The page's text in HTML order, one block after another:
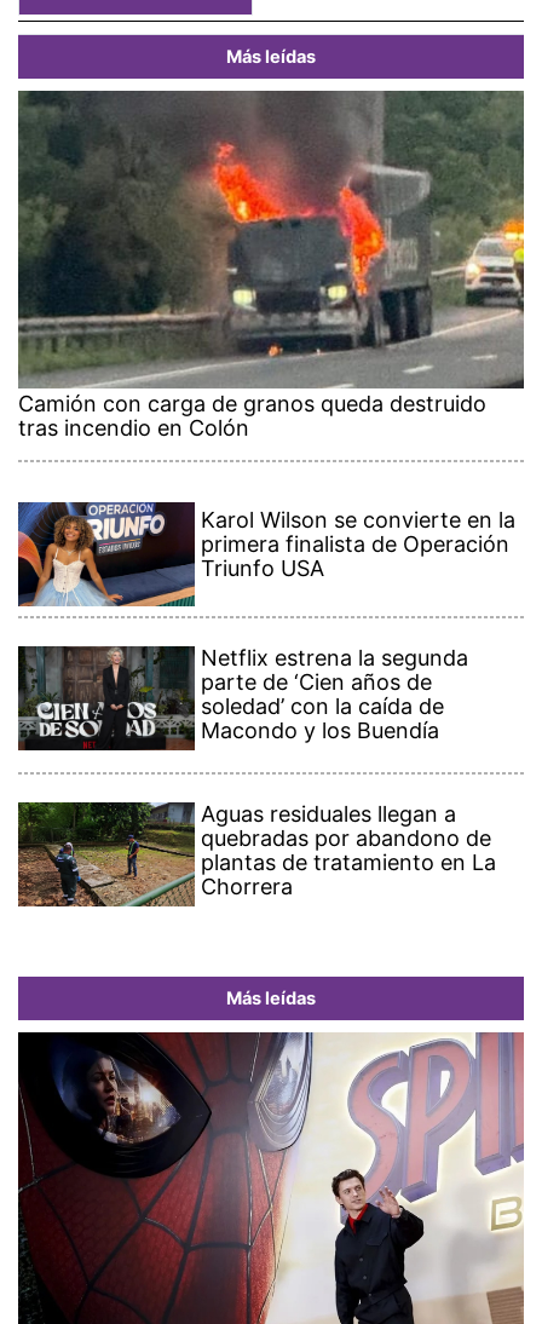
Más leídas
Camión con carga de granos queda destruido
tras incendio en Colón
Karol Wilson se convierte en la
primera finalista de Operación
Triunfo USA
Netflix estrena la segunda
parte de ‘Cien años de
soledad’ con la caída de
Macondo y los Buendía
Aguas residuales llegan a
quebradas por abandono de
plantas de tratamiento en La
Chorrera
Más leídas